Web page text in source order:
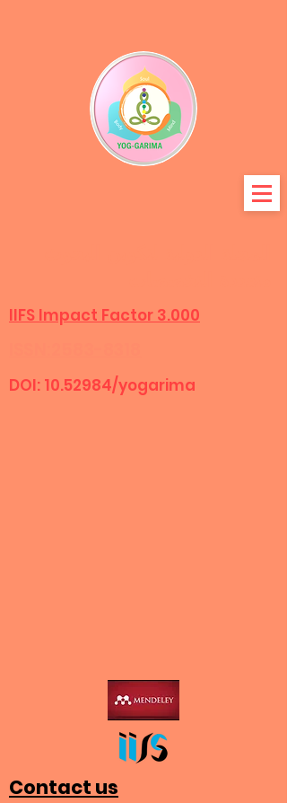
DOI: 10.52984/yogarima
IIFS Impact Factor 3.000
Contact us